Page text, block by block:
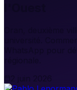
WhatsApp pour